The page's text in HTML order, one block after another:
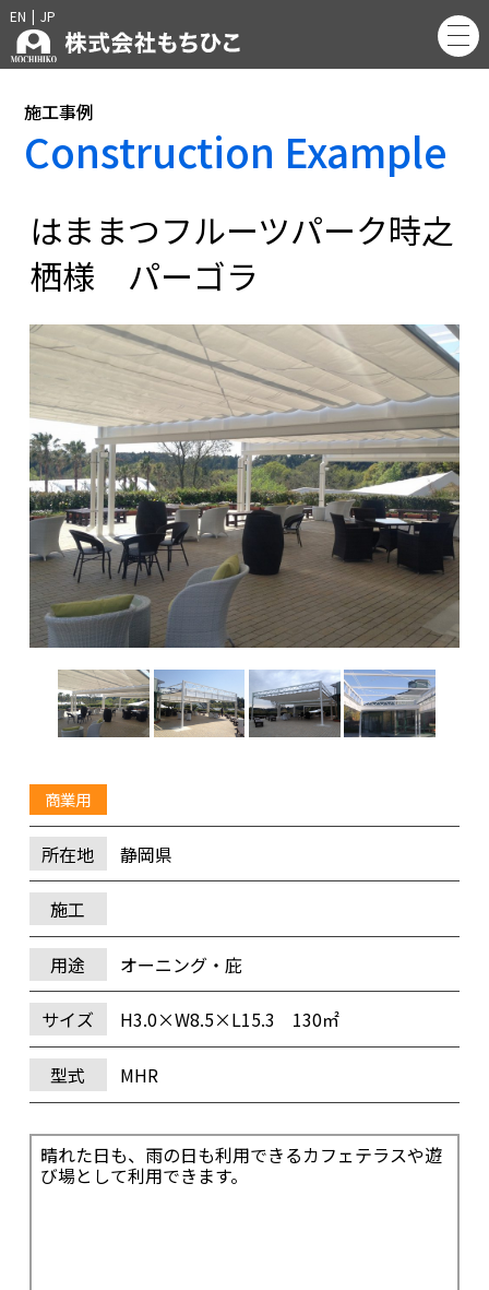
EN | JP
施工事例
Construction Example
はままつフルーツパーク時之
栖様 パーゴラ
商業用
所在地 静岡県
施工
用途 オーニング・庇
サイズ H3.0×W8.5×L15.3 130㎡
型式 MHR
晴れた日も、雨の日も利用できるカフェテラスや遊
び場として利用できます。